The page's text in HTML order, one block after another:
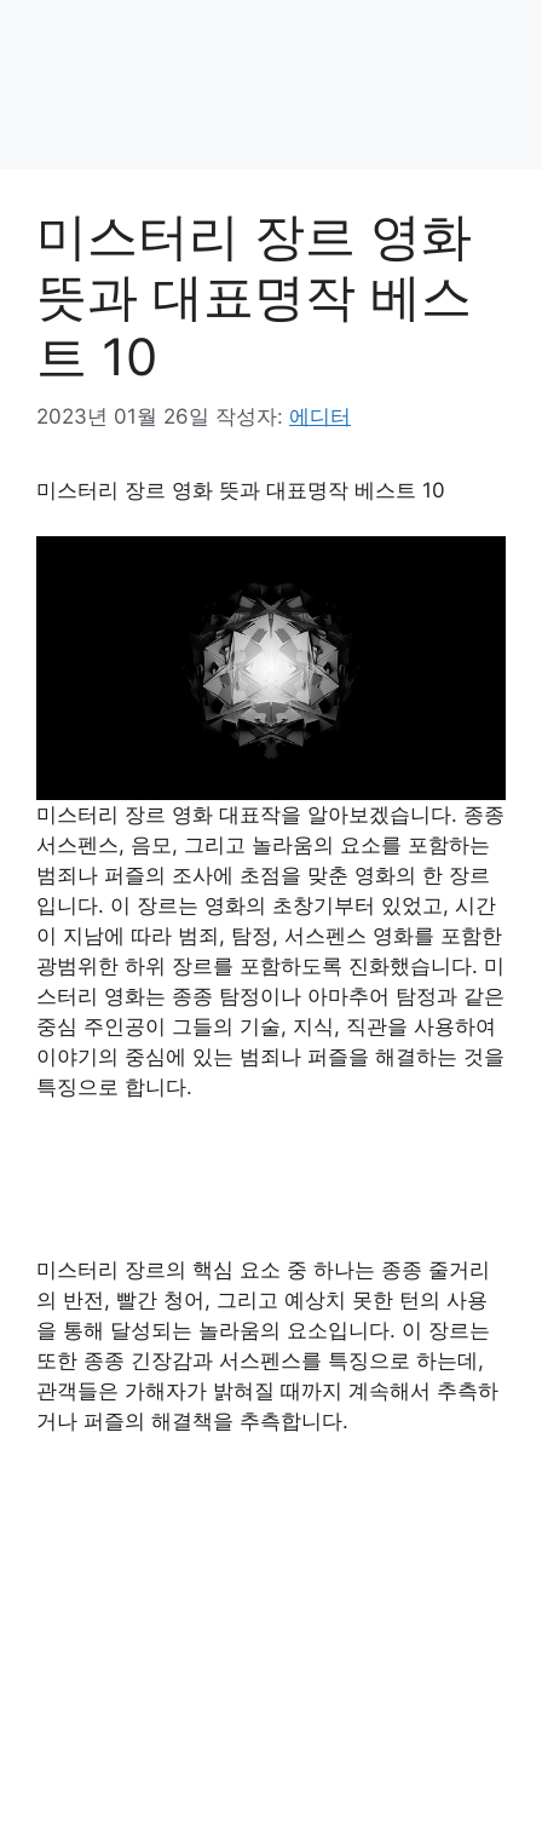
미스터리 장르 영화
뜻과 대표명작 베스
트 10
2023년 01월 26일 작성자: 에디터
미스터리 장르 영화 뜻과 대표명작 베스트 10
미스터리 장르 영화 대표작을 알아보겠습니다. 종종
서스펜스, 음모, 그리고 놀라움의 요소를 포함하는
범죄나 퍼즐의 조사에 초점을 맞춘 영화의 한 장르
입니다. 이 장르는 영화의 초창기부터 있었고, 시간
이 지남에 따라 범죄, 탐정, 서스펜스 영화를 포함한
광범위한 하위 장르를 포함하도록 진화했습니다. 미
스터리 영화는 종종 탐정이나 아마추어 탐정과 같은
중심 주인공이 그들의 기술, 지식, 직관을 사용하여
이야기의 중심에 있는 범죄나 퍼즐을 해결하는 것을
특징으로 합니다.
미스터리 장르의 핵심 요소 중 하나는 종종 줄거리
의 반전, 빨간 청어, 그리고 예상치 못한 턴의 사용
을 통해 달성되는 놀라움의 요소입니다. 이 장르는
또한 종종 긴장감과 서스펜스를 특징으로 하는데,
관객들은 가해자가 밝혀질 때까지 계속해서 추측하
거나 퍼즐의 해결책을 추측합니다.